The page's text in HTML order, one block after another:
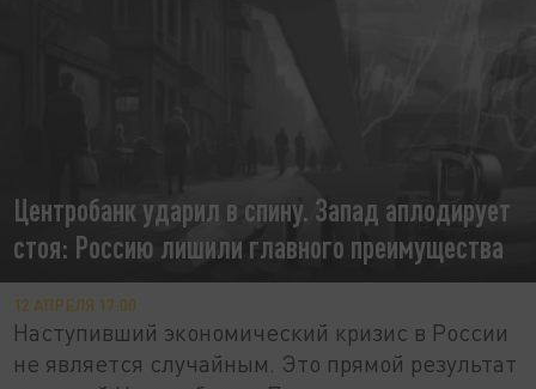
Центробанк ударил в спину. Запад аплодирует
стоя: Россию лишили главного преимущества
12 АПРЕЛЯ 17:00
Наступивший экономический кризис в России
не является случайным. Это прямой результат